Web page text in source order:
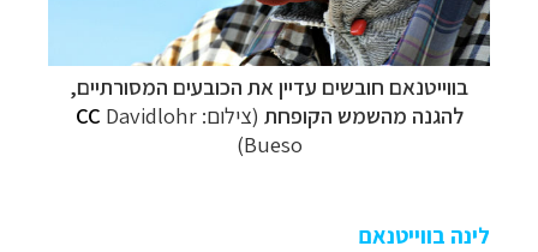
בווייטנאם חובשים עדיין את הכובעים המסורתיים,
להגנה מהשמש הקופחת (צילום: CC Davidlohr
Bueso)
לינה בווייטנאם